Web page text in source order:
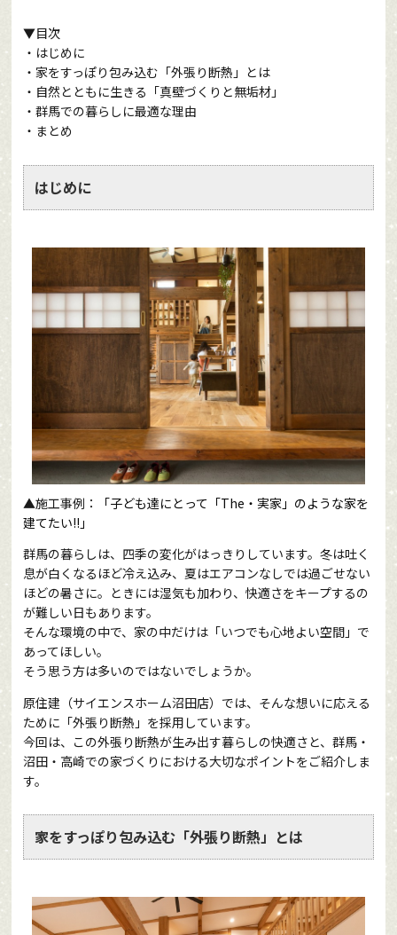
▼目次
・はじめに
・家をすっぽり包み込む「外張り断熱」とは
・自然とともに生きる「真壁づくりと無垢材」
・群馬での暮らしに最適な理由
・まとめ
はじめに
▲施工事例：
「子ども達にとって「The・実家」のような家を
建てたい!!」
群馬の暮らしは、四季の変化がはっきりしています。冬は吐く
息が白くなるほど冷え込み、夏はエアコンなしでは過ごせない
ほどの暑さに。ときには湿気も加わり、快適さをキープするの
が難しい日もあります。
そんな環境の中で、家の中だけは「いつでも心地よい空間」で
あってほしい。
そう思う方は多いのではないでしょうか。
原住建（サイエンスホーム沼田店）では、そんな想いに応える
ために「外張り断熱」を採用しています。
今回は、この外張り断熱が生み出す暮らしの快適さと、群馬・
沼田・高崎での家づくりにおける大切なポイントをご紹介しま
す。
家をすっぽり包み込む「外張り断熱」とは